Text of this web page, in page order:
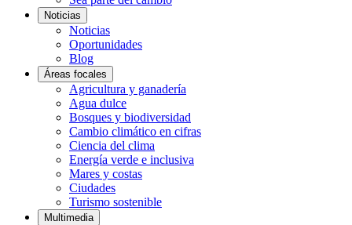
Noticias
Noticias
Oportunidades
Blog
Áreas focales
Agricultura y ganadería
Agua dulce
Bosques y biodiversidad
Cambio climático en cifras
Ciencia del clima
Energía verde e inclusiva
Mares y costas
Ciudades
Turismo sostenible
Multimedia